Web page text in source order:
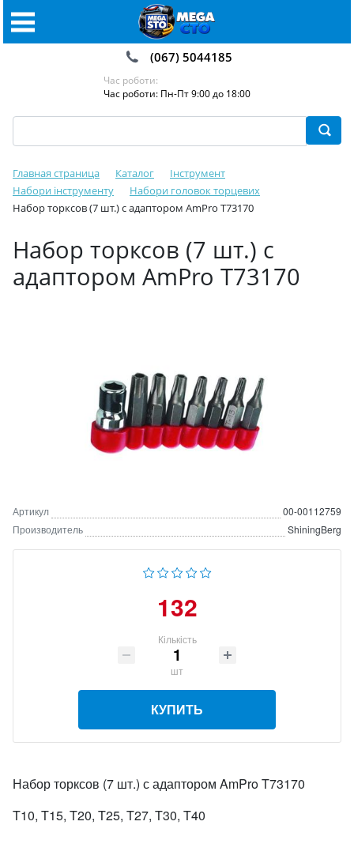
(067) 5044185
Час роботи:
Час роботи: Пн-Пт 9:00 до 18:00
Главная страница Каталог
Інструмент
Набори інструменту
Набори головок торцевих
Набор торксов (7 шт.) с адаптором AmPro T73170
Набор торксов (7 шт.) с
адаптором AmPro T73170
Артикул
00-00112759
Производитель
ShiningBerg
132
Кількість
шт
КУПИТЬ
Набор торксов (7 шт.) с адаптором AmPro T73170
T10, T15, T20, T25, T27, T30, T40